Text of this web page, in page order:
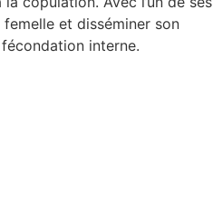
et disséminer son
fécondation interne.